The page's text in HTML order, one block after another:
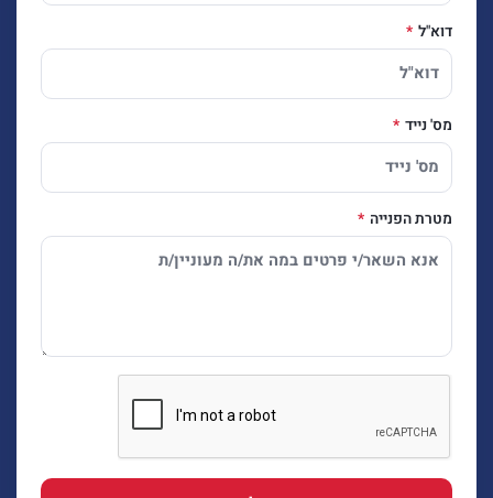
דוא"ל
מס' נייד
מטרת הפנייה